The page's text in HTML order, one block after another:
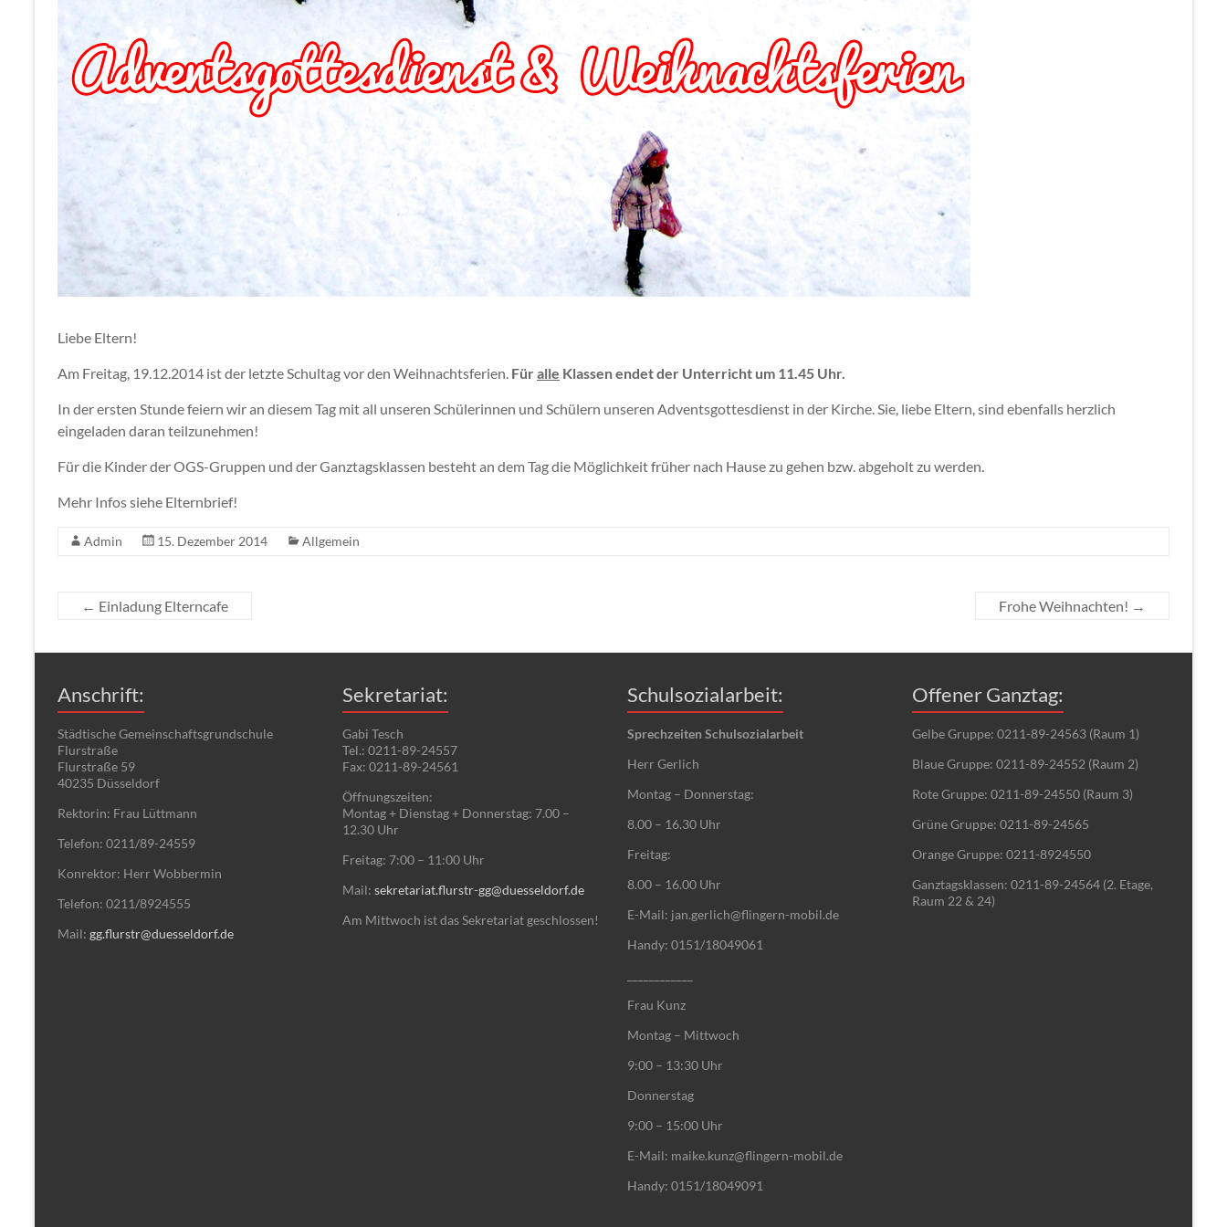
Liebe Eltern!
Am Freitag, 19.12.2014 ist der letzte Schultag vor den Weihnachtsferien. Füralle Klassen endet der Unterricht um 11.45 Uhr.
In der ersten Stunde feiern wir an diesem Tag mit all unseren Schülerinnen und Schülern unseren Adventsgottesdienst in der Kirche. Sie, liebe Eltern, sind ebenfalls herzlich
eingeladen daran teilzunehmen!
Für die Kinder der OGS-Gruppen und der Ganztagsklassen besteht an dem Tag die Möglichkeit früher nach Hause zu gehen bzw. abgeholt zu werden.
Mehr Infos siehe Elternbrief!
Admin 15. Dezember 2014 Allgemein
← Einladung Elterncafe Frohe Weihnachten! →
Anschrift:
Städtische Gemeinschaftsgrundschule
Flurstraße
Flurstraße 59
40235 Düsseldorf
Rektorin: Frau Lüttmann
Telefon: 0211/89-24559
Konrektor: Herr Wobbermin
Telefon: 0211/8924555
Mail: gg.flurstr@duesseldorf.de
Sekretariat:
Gabi Tesch
Tel.: 0211-89-24557
Fax: 0211-89-24561
Öffnungszeiten:
Montag + Dienstag + Donnerstag: 7.00 –
12.30 Uhr
Freitag: 7:00 – 11:00 Uhr
Mail: sekretariat.flurstr-gg@duesseldorf.de
Am Mittwoch ist das Sekretariat geschlossen!
Schulsozialarbeit:
Sprechzeiten Schulsozialarbeit
Herr Gerlich
Montag – Donnerstag:
8.00 – 16.30 Uhr
Freitag:
8.00 – 16.00 Uhr
E-Mail: jan.gerlich@flingern-mobil.de
Handy: 0151/18049061
Frau Kunz
Montag – Mittwoch
9:00 – 13:30 Uhr
Donnerstag
9:00 – 15:00 Uhr
E-Mail: maike.kunz@flingern-mobil.de
Handy: 0151/18049091
Offener Ganztag:
Gelbe Gruppe: 0211-89-24563 (Raum 1)
Blaue Gruppe: 0211-89-24552 (Raum 2)
Rote Gruppe: 0211-89-24550 (Raum 3)
Grüne Gruppe: 0211-89-24565
Orange Gruppe: 0211-8924550
Ganztagsklassen: 0211-89-24564 (2. Etage,
Raum 22 & 24)